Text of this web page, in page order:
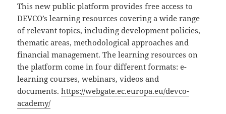
This new public platform provides free access to
DEVCO’s learning resources covering a wide range
of relevant topics, including development policies,
thematic areas, methodological approaches and
financial management. The learning resources on
the platform come in four different formats: e-
learning courses, webinars, videos and
documents.https://webgate.ec.europa.eu/devco-
academy/